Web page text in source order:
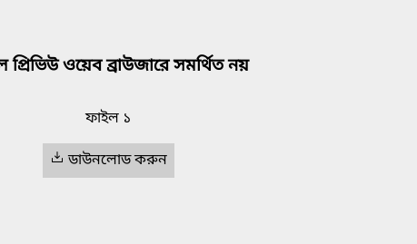
প্রিভিউ ওয়েব ব্রাউজারে সমর্থিত নয়
ফাইল ১
ডাউনলোড করুন